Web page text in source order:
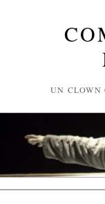
UN CLOWN